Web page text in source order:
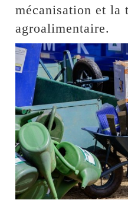
mécanisation et la
agroalimentaire.